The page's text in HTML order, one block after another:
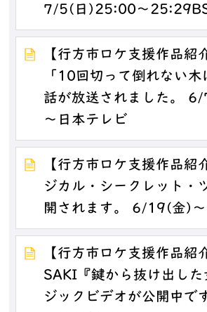
7/5(日)25:00～
【行方市ロケ支援作品紹
「10回切って倒れない
話が放送されました。
～日本テレビ
【行方市ロケ支援作品紹
ジカル・シークレット・
開されます。 6/19(金)～
【行方市ロケ支援作品紹
SAKI『鍵から抜け出した
ジックビデオが公開中で